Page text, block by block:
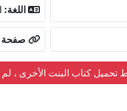
اللغة:
صفحة
تحميل كتاب البنت الأخرى ،